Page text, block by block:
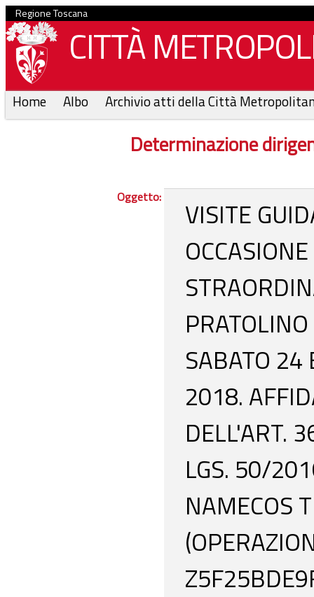
Regione Toscana
CITTÀ
Home Albo Archivio atti della Città
Determinazione
Oggetto:
VISITE
SABATO 24
2018.
DELL'ART.
LGS. 50/
NAMECOS